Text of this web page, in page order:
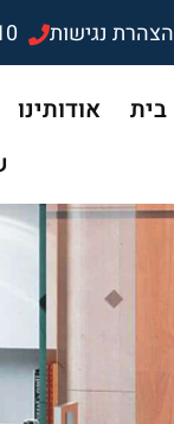
הצהרת נגישות
בית אודותינו